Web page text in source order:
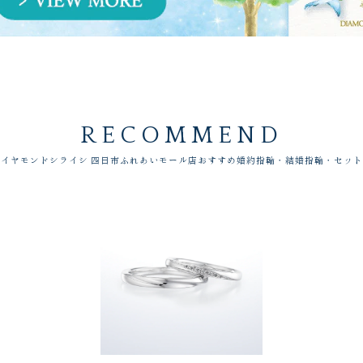
RECOMMEND
ヤモンドシライシ 四日市ふれあいモール店おすすめ婚約指輪・結婚指輪・セッ